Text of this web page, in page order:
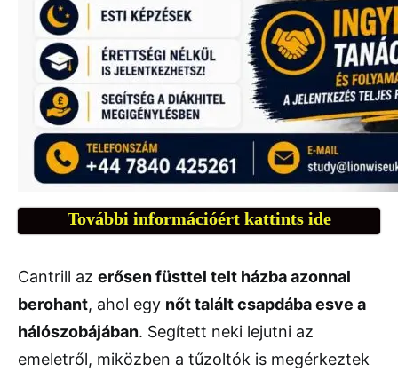
További információért kattints ide
Cantrill az erősen füsttel telt házba azonnal
berohant, ahol egy nőt talált csapdába esve a
hálószobájában. Segített neki lejutni az
emeletről, miközben a tűzoltók is megérkeztek